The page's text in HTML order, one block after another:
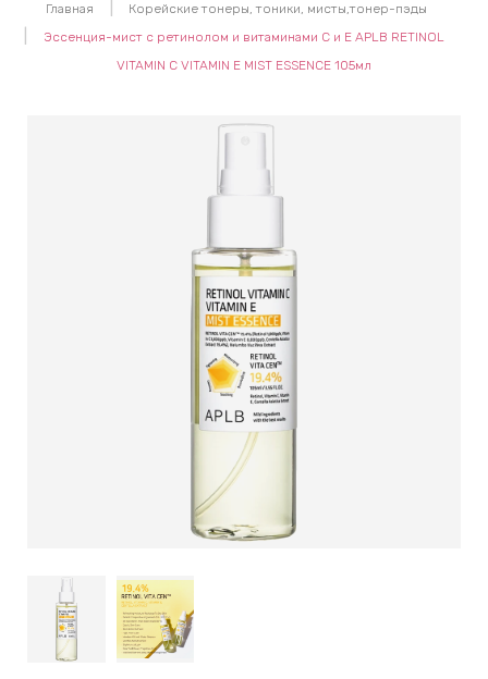
keyboard_arrow_right
КРЕМЫ
Главная
Корейские тонеры, тоники, мисты,тонер-пэды
Эссенция-мист с ретинолом и витаминами С и Е APLB RETINOL
VITAMIN C VITAMIN E MIST ESSENCE 105мл